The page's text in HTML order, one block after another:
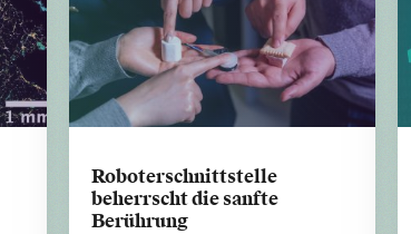
Roboterschnittstelle
beherrscht die sanfte
Berührung